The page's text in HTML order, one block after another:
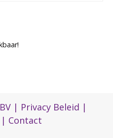
| Privacy Beleid |
| Contact